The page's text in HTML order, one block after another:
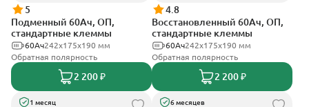
5
Подменный 60Ач, ОП,
стандартные клеммы
242х175х190 мм
60Ач
Обратная полярность
2 200 ₽
4.8
Восстановленный 60Ач, ОП,
стандартные клеммы
242х175х190 мм
60Ач
Обратная полярность
2 200 ₽
1 месяц 6 месяцев